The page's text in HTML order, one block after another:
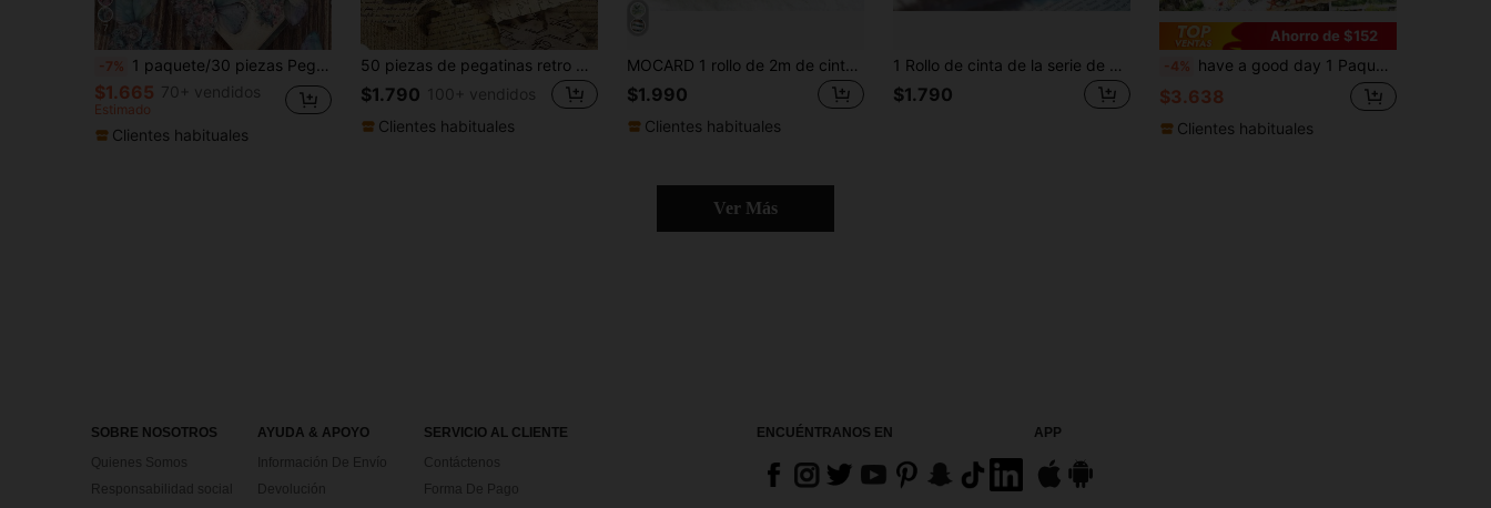
7
-7% 1 paquete/30 piezas Pegatinas impermeables de collage de mariposas, luna y flores para decoración de cuadernos DIY, scrapbooking, álbum de fotos, útiles escolares de vuelta a la escuela
$1.665 70+ vendidos
Estimado
Clientes habituales
50 piezas de pegatinas retro quemadas en inglés para scrapbooking creativo, diario, funda de teléfono, cuaderno, portátil, botellas de agua y decoración impermeable para la vuelta al cole, útiles escolares
$1.790 100+ vendidos
Clientes habituales
MOCARD 1 rollo de 2m de cinta washi con estilo INS de paisajes, pegatinas retro creativas y estéticas, materiales de manualidades decorativas DIY para collage, regalo festivo, papelería escolar personalizada para álbum de recortes, vuelta al cole, útiles escolares
$1.990
Clientes habituales
1 Rollo de cinta de la serie de curación natural, cinta adhesiva con exquisita pintura de paisaje natural de tinta con tema continuo de montañas y ríos, material de PET impermeable, adecuado para scrapbooking, decoración de cuadernos, marcos de fotos, fundas de teléfono, revistas, cajas de papelería, pegatinas personalizadas, útiles escolares, regalos de Navidad, regalos para mujeres manualidades libro de sticker estikers
$1.790
Ahorro de $152
-4% have a good day 1 Paquete 20 Hojas de Pegatinas de Tiras Largas Variadas de PET y Washi, Adecuadas para Decorar Tarjetas de Collage, Diarios Personalizados, Álbumes de Recortes de Arte, Suministros de Oficina y Escuela, Temporada de Regreso a Clases, Etc.
$3.638
Clientes habituales
Ver Más
SOBRE NOSOTROS
Quienes Somos
Responsabilidad social
AYUDA & APOYO
Información De Envío
Devolución
SERVICIO AL CLIENTE
Contáctenos
Forma De Pago
ENCUÉNTRANOS EN APP